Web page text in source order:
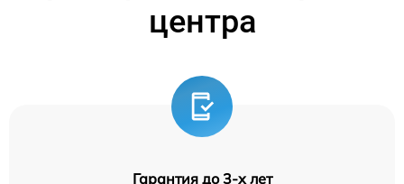
центра
Гарантия до 3-х лет